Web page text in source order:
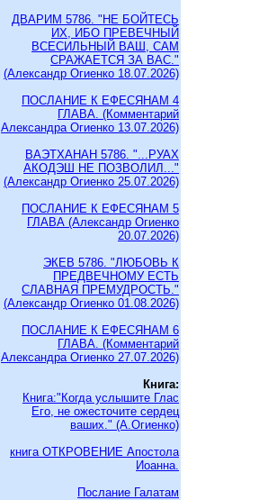
ДВАРИМ 5786. "НЕ БОЙТЕСЬ
ИХ, ИБО ПРЕВЕЧНЫЙ
ВСЕСИЛЬНЫЙ ВАШ, САМ
СРАЖАЕТСЯ ЗА ВАС."
(Александр Огиенко 18.07.2026)
ПОСЛАНИЕ К ЕФЕСЯНАМ 4
ГЛАВА. (Комментарий
Александра Огиенко 13.07.2026)
ВАЭТХАНАН 5786. "...РУАХ
АКОДЭШ НЕ ПОЗВОЛИЛ..."
(Александр Огиенко 25.07.2026)
ПОСЛАНИЕ К ЕФЕСЯНАМ 5
ГЛАВА (Александр Огиенко
20.07.2026)
ЭКЕВ 5786. "ЛЮБОВЬ К
ПРЕДВЕЧНОМУ ЕСТЬ
СЛАВНАЯ ПРЕМУДРОСТЬ."
(Александр Огиенко 01.08.2026)
ПОСЛАНИЕ К ЕФЕСЯНАМ 6
ГЛАВА. (Комментарий
Александра Огиенко 27.07.2026)
Книга:
Книга:"Когда услышите Глас
Его, не ожесточите сердец
ваших." (А.Огиенко)
книга ОТКРОВЕНИЕ Апостола
Иоанна.
Послание Галатам